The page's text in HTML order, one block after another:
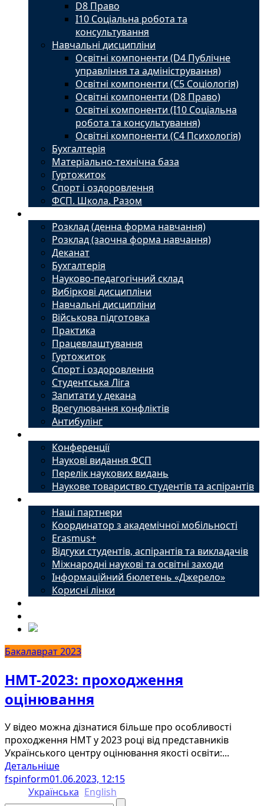
D8 Право
I10 Соціальна робота та
консультування
Навчальні дисципліни
Освітні компоненти (D4 Публічне
управління та адміністрування)
Освітні компоненти (С5 Соціологія)
Освітні компоненти (D8 Право)
Освітні компоненти (I10 Соціальна
робота та консультування)
Освітні компоненти (С4 Психологія)
Бухгалтерія
Матеріально-технічна база
Гуртожиток
Спорт і оздоровлення
ФСП. Школа. Разом
Розклад (денна форма навчання)
Розклад (заочна форма навчання)
Деканат
Бухгалтерія
Науково-педагогічний склад
Вибіркові дисципліни
Навчальні дисципліни
Військова підготовка
Практика
Працевлаштування
Гуртожиток
Спорт і оздоровлення
Студентська Ліга
Запитати у декана
Врегулювання конфліктів
Антибулінг
Конференції
Наукові видання ФСП
Перелік наукових видань
Наукове товариство студентів та аспірантів
Наші партнери
Координатор з академічної мобільності
Erasmus+
Відгуки студентів, аспірантів та викладачів
Міжнародні наукові та освітні заходи
Інформаційний бюлетень «Джерело»
Корисні лінки
Бакалаврат 2023
НМТ-2023: проходження
оцінювання
У відео можна дізнатися більше про особливості
проходження НМТ у 2023 році від представників
Українського центру оцінювання якості освіти:...
Детальніше
fspinform01.06.2023, 12:15
Українська English